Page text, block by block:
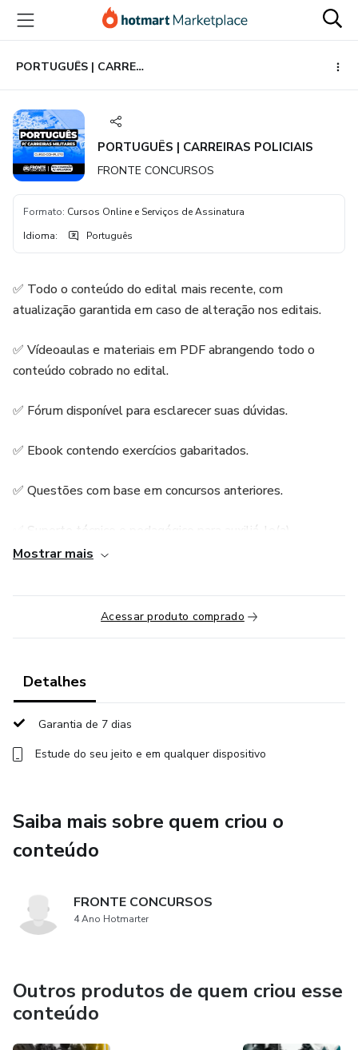
para
conteúdo
principal
para
pagamento
para
rodapé
PORTUGUÊS | CARREIRAS POLICIAIS
PORTUGUÊS | CARREIRAS POLICIAIS
FRONTE CONCURSOS
Formato: Cursos Online e Serviços de Assinatura
Idioma: Português
✅ Todo o conteúdo do edital mais recente, com
atualização garantida em caso de alteração nos editais.
✅ Vídeoaulas e materiais em PDF abrangendo todo o
conteúdo cobrado no edital.
✅ Fórum disponível para esclarecer suas dúvidas.
✅ Ebook contendo exercícios gabaritados.
✅ Questões com base em concursos anteriores.
✅ Suporte técnico e pedagógico para auxiliá-lo(a).
para você.
Mostrar mais
Acessar produto comprado
Detalhes
Garantia de 7 dias
Estude do seu jeito e em qualquer dispositivo
Saiba mais sobre quem criou o
conteúdo
FRONTE CONCURSOS
4 Ano Hotmarter
Outros produtos de quem criou esse
conteúdo